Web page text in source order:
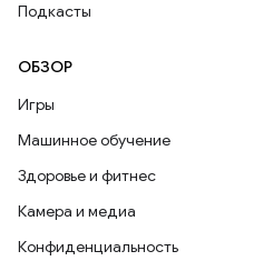
Подкасты
ОБЗОР
Игры
Машинное обучение
Здоровье и фитнес
Камера и медиа
Конфиденциальность